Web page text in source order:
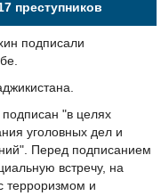
преступников
подписали
"в целях
уголовных дел и
Перед подписанием
встречу, на
терроризмом и